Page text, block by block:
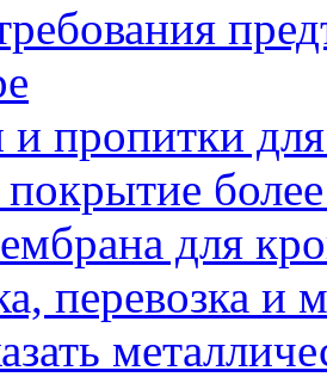
и пропитки
покрытие
для
перевозка